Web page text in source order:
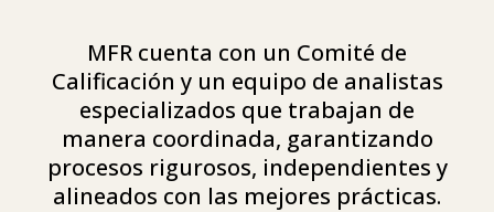
MFR cuenta con un Comité de
Calificación y un equipo de analistas
especializados que trabajan de
manera coordinada, garantizando
procesos rigurosos, independientes y
alineados con las mejores prácticas.